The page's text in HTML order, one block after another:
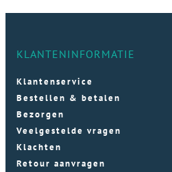
KLANTENINFORMATIE
Klantenservice
Bestellen & betalen
Bezorgen
Veelgestelde vragen
Klachten
Retour aanvragen